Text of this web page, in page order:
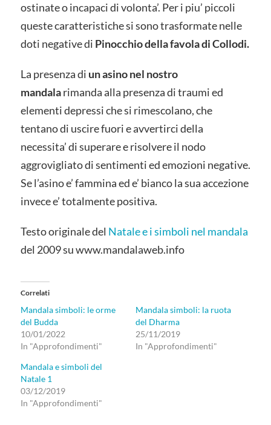
ostinate o incapaci di volonta’. Per i piu’ piccoli
queste caratteristiche si sono trasformate nelle
doti negative di Pinocchio della favola di Collodi.
La presenza di un asino nel nostro
mandalarimanda alla presenza di traumi ed
elementi depressi che si rimescolano, che
tentano di uscire fuori e avvertirci della
necessita’ di superare e risolvere il nodo
aggrovigliato di sentimenti ed emozioni negative.
Se l’asino e’ fammina ed e’ bianco la sua accezione
invece e’ totalmente positiva.
Testo originale del Natale e i simboli nel mandala
del 2009 su www.mandalaweb.info
Correlati
Mandala simboli: le orme
del Budda
10/01/2022
In "Approfondimenti"
Mandala simboli: la ruota
del Dharma
25/11/2019
In "Approfondimenti"
Mandala e simboli del
Natale 1
03/12/2019
In "Approfondimenti"